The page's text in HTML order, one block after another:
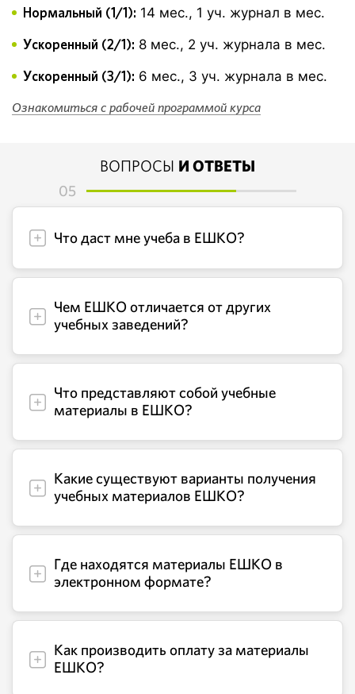
Нормальный (1/1): 14 мес., 1 уч. журнал в мес.
Ускоренный (2/1): 8 мес., 2 уч. журнала в мес.
Ускоренный (3/1): 6 мес., 3 уч. журнала в мес.
Ознакомиться с рабочей программой курса
ВОПРОСЫ И ОТВЕТЫ
05
Что даст мне учеба в ЕШКО?
Чем ЕШКО отличается от других
учебных заведений?
Что представляют собой учебные
материалы в ЕШКО?
Какие существуют варианты получения
учебных материалов ЕШКО?
Где находятся материалы ЕШКО в
электронном формате?
Как производить оплату за материалы
ЕШКО?